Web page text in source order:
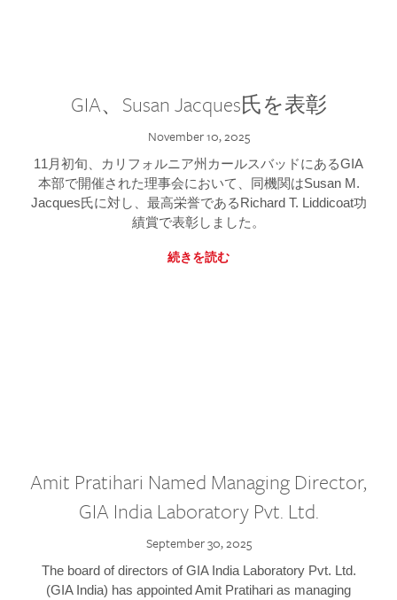
GIA、Susan Jacques氏を表彰
November 10, 2025
11月初旬、カリフォルニア州カールスバッドにあるGIA
本部で開催された理事会において、同機関はSusan M.
Jacques氏に対し、最高栄誉であるRichard T. Liddicoat功
績賞で表彰しました。
続きを読む
Amit Pratihari Named Managing Director,
GIA India Laboratory Pvt. Ltd.
September 30, 2025
The board of directors of GIA India Laboratory Pvt. Ltd.
(GIA India) has appointed Amit Pratihari as managing